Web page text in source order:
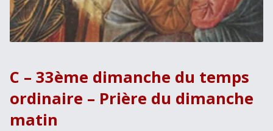
C – 33ème dimanche du temps
ordinaire – Prière du dimanche
matin